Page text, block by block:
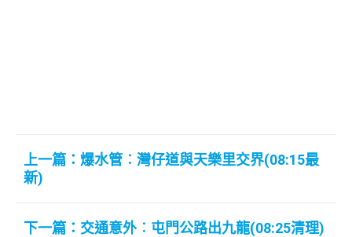
上一篇：爆水管︰灣仔道與天樂里交界(08:15最
新)
下一篇：交通意外︰屯門公路出九龍(08:25清理)